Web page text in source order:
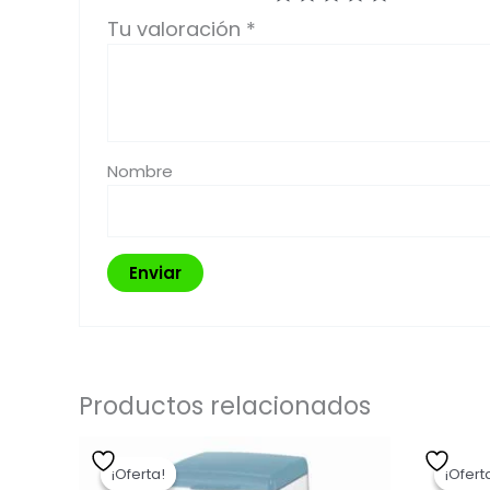
Tu valoración *
Nombre
Productos relacionados
¡Oferta!
¡Oferta!
precio
original
precio
actual